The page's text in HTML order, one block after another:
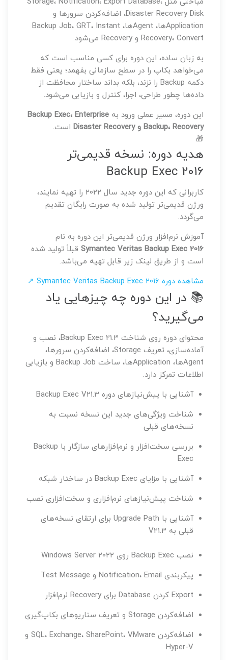
Disaster Recovery Disk، اضافه‌کردن سرورها و
Applicationها، Agentها، Backup Job، GRT، Instant
Recovery، Convert و Recovery می‌شود.
به زبان ساده، این دوره برای کسی مناسب است که
می‌خواهد بکاپ را در سطح سازمانی بفهمد؛ یعنی فقط
دکمه Backup را نزند، بلکه بداند ساختار محافظت از
داده‌ها چطور طراحی، اجرا، کنترل و بازیابی می‌شود.
این دوره، مسیر عملی ورود به Backup Exec، Enterprise
Backup، Recovery و Disaster Recovery
است.
🎁
هدیه دوره: نسخه قدیمی‌تر
Backup Exec 2016
کاربرانی که این دوره جدید سال 2022 را تهیه نمایند،
ورژن قدیمی‌تر تولید شده به صورت رایگان تقدیم
می‌گردد.
آموزش نرم‌افزار ورژن قدیمی‌تر این دوره به نام
Symantec Veritas Backup Exec 2016قبلاً تولید شده
است و از طریق لینک زیر قابل تهیه می‌باشد.
مشاهده دوره Symantec Veritas Backup Exec 2016 ↗
📚 در این دوره چه چیزهایی یاد
می‌گیرید؟
محتوای دوره روی شناخت Backup Exec 21.3، نصب و
آماده‌سازی، تعریف Storage، اضافه‌کردن سرورها،
Agentها، Applicationها، ساخت Backup Job و بازیابی
اطلاعات تمرکز دارد.
آشنایی با پیش‌نیازهای دوره Backup Exec V21.3
شناخت ویژگی‌های جدید این نسخه نسبت به
نسخه‌های قبلی
بررسی سخت‌افزار و نرم‌افزارهای سازگار با Backup
Exec
آشنایی با مزایای Backup Exec در ساختار شبکه
شناخت پیش‌نیازهای نرم‌افزاری و سخت‌افزاری نصب
آشنایی با Upgrade Path برای ارتقای نسخه‌های
قبلی به V21.3
نصب Backup Exec روی Windows Server 2022
پیکربندی Notification، Email و Test Message
Export کردن Database برای Recovery نرم‌افزار
اضافه‌کردن Storage و تعریف سناریوهای بکاپ‌گیری
اضافه‌کردن SQL، Exchange، SharePoint، VMware و
Hyper-V